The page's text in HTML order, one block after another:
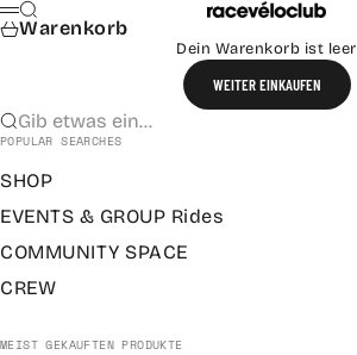
Zum Inhalt springen raceveloclub
Menü
Suche
Warenkorb
Dein Warenkorb ist leer
WEITER EINKAUFEN
Gib etwas ein...
POPULAR SEARCHES
SHOP
EVENTS & GROUP Rides
COMMUNITY SPACE
CREW
MEIST GEKAUFTEN PRODUKTE